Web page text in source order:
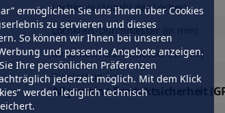
ermöglichen Sie uns Ihnen über Cookies
zu servieren und dieses
So können wir Ihnen bei unseren
und passende Angebote anzeigen.
Ihre persönlichen Präferenzen
jederzeit möglich. Mit dem Klick
werden lediglich technisch
Lochkreis (Anzahl der Löcher)
Lochkreis-Durchmesser (in mm)
Mittenloch-Durchmesser (in mm)
Traglast (in kg)
Allgemeine Produktsicherheit